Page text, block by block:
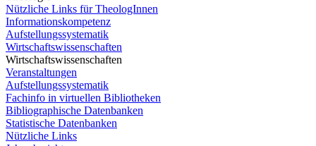
Nützliche Links für TheologInnen
Informationskompetenz
Aufstellungssystematik
Wirtschaftswissenschaften
Wirtschaftswissenschaften
Veranstaltungen
Aufstellungssystematik
Fachinfo in virtuellen Bibliotheken
Bibliographische Datenbanken
Statistische Datenbanken
Nützliche Links